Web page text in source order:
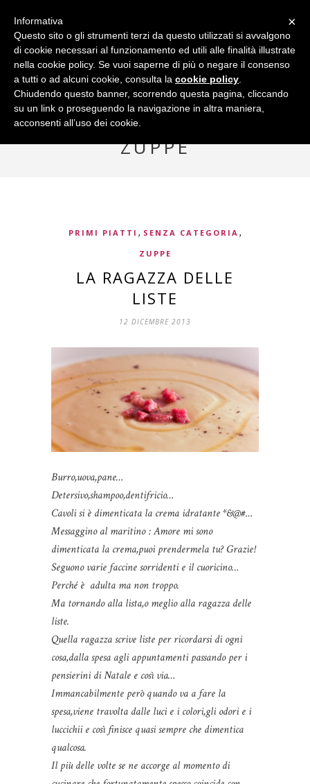
Browsing Category
ZUPPE
PRIMI PIATTI , SENZA CATEGORIA ,
ZUPPE
LA RAGAZZA DELLE
LISTE
12 DICEMBRE 2013
Burro,uova,pane…
Detersivo,shampoo,dentifricio…
Cavoli si è dimenticata la crema idratante *&@#…
Messaggino al maritino : Amore mi sono
dimenticata la crema,puoi prendermela tu? Grazie!
Seguono varie faccine sorridenti e il cuoricino…
Perché è adulta ma non troppo.
Ma tornando alla lista,o meglio alla ragazza delle
liste.
Quella ragazza scrive liste per ricordarsi di ogni
cosa,dalla spesa agli appuntamenti passando per i
pensierini di Natale e così via…
Immancabilmente però quando va a fare la
spesa,viene travolta dalle luci e i colori,gli odori e i
luccichii e così finisce quasi sempre che dimentica
qualcosa.
Il più delle volte se ne accorge al momento di
×
Informativa
Questo sito o gli strumenti terzi da questo utilizzati si avvalgono
di cookie necessari al funzionamento ed utili alle finalità illustrate
nella cookie policy. Se vuoi saperne di più o negare il consenso
a tutti o ad alcuni cookie, consulta la cookie policy
Chiudendo questo banner, scorrendo questa pagina, cliccando
su un link o proseguendo la navigazione in altra maniera,
acconsenti all’uso dei cookie.